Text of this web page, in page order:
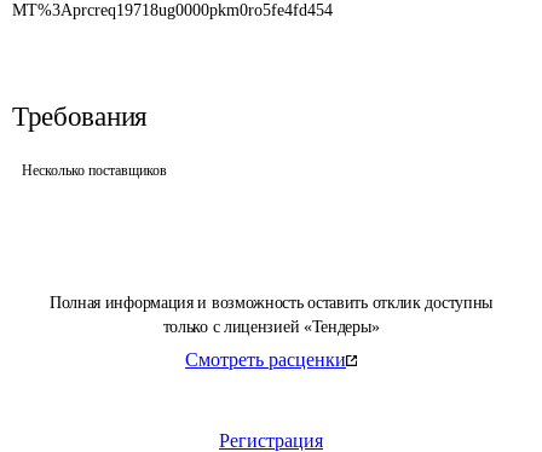
Полная информация и возможность оставить отклик доступны
только с лицензией «Тендеры»
Смотреть расценки
Регистрация
MT%3Aprcreq19718ug0000pkm0ro5fe4fd454
Требования
Несколько поставщиков